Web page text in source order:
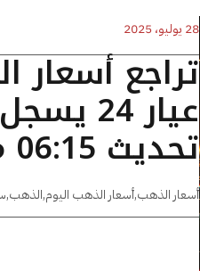
28 يوليو، 2025
تراجع
تحديث 06:15 مساءًا
أسعار الذهب,أسعار الذهب اليوم,الذهب,